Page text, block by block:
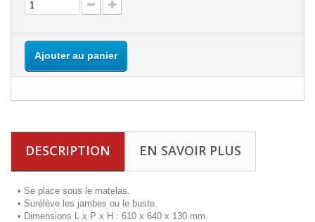
Ajouter au panier
DESCRIPTION EN SAVOIR PLUS
• Se place sous le matelas.
• Surélève les jambes ou le buste.
• Dimensions L x P x H : 610 x 640 x 130 mm.